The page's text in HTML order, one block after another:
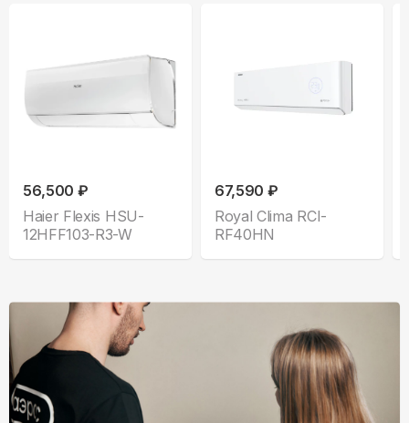
56,500 ₽
Haier Flexis HSU-
12HFF103-R3-W
67,590 ₽
Royal Clima RCI-
RF40HN